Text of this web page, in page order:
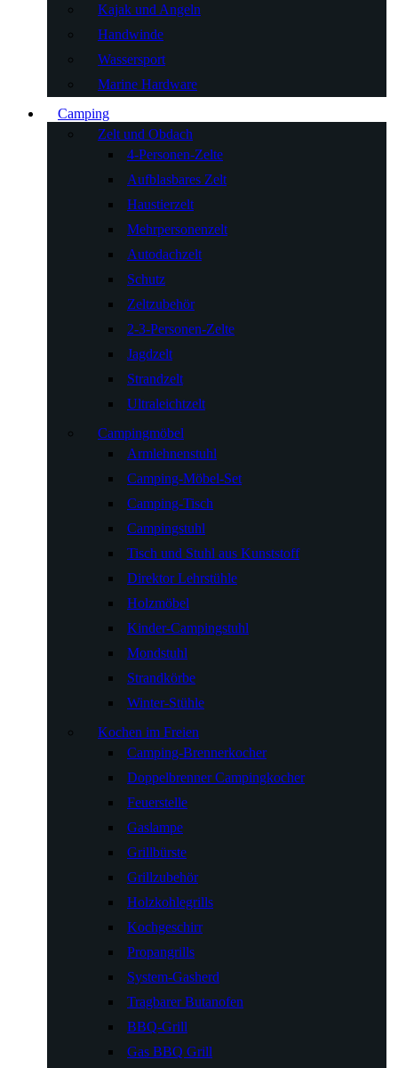
Kajak und Angeln
Handwinde
Wassersport
Marine Hardware
Camping
Zelt und Obdach
4-Personen-Zelte
Aufblasbares Zelt
Haustierzelt
Mehrpersonenzelt
Autodachzelt
Schutz
Zeltzubehör
2-3-Personen-Zelte
Jagdzelt
Strandzelt
Ultraleichtzelt
Campingmöbel
Armlehnenstuhl
Camping-Möbel-Set
Camping-Tisch
Campingstuhl
Tisch und Stuhl aus Kunststoff
Direktor Lehrstühle
Holzmöbel
Kinder-Campingstuhl
Mondstuhl
Strandkörbe
Winter-Stühle
Kochen im Freien
Camping-Brennerkocher
Doppelbrenner Campingkocher
Feuerstelle
Gaslampe
Grillbürste
Grillzubehör
Holzkohlegrills
Kochgeschirr
Propangrills
System-Gasherd
Tragbarer Butanofen
BBQ-Grill
Gas BBQ Grill